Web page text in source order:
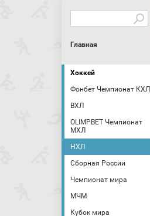
Главная
Хоккей
Фонбет Чемпионат КХЛ
ВХЛ
OLIMPBET Чемпионат
МХЛ
НХЛ
Сборная России
Чемпионат мира
МЧМ
Кубок мира